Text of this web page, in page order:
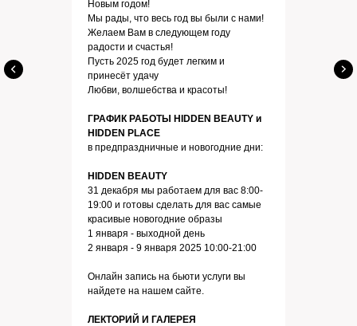
Новым годом!
Мы рады, что весь год вы были с нами!
Желаем Вам в следующем году
радости и счастья!
Пусть 2025 год будет легким и
принесёт удачу
Любви, волшебства и красоты!
ГРАФИК РАБОТЫ HIDDEN BEAUTY и
HIDDEN PLACE
в предпраздничные и новогодние дни:
HIDDEN BEAUTY
31 декабря мы работаем для вас 8:00-
19:00 и готовы сделать для вас самые
красивые новогодние образы
1 января - выходной день
2 января - 9 января 2025 10:00-21:00
Онлайн запись на бьюти услуги вы
найдете на нашем сайте.
ЛЕКТОРИЙ И ГАЛЕРЕЯ